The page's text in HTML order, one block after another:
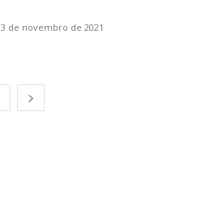
3 de novembro de 2021